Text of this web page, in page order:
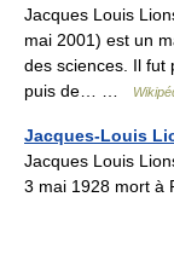
Jacques Louis
mai 2001) est un
des sciences. Il fut
puis de… …
Jacques-Louis
Jacques Louis
3 mai 1928 mort